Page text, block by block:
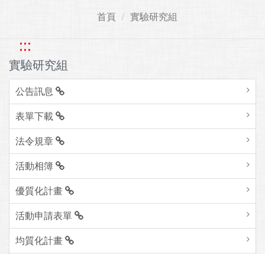
首頁 實驗研究組
:::
實驗研究組
公告訊息
表單下載
法令規章
活動相簿
優質化計畫
活動申請表單
均質化計畫